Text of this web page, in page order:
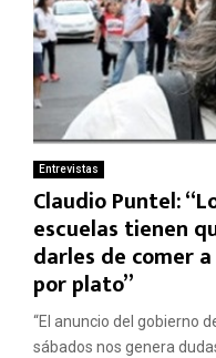
Entrevistas
Claudio Puntel:
escuelas tienen
darles de comer
por plato”
“El anuncio del gobierno
sábados nos genera